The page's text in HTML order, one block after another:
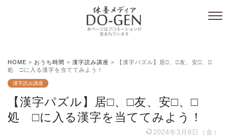
HOME > おうち時間 > 漢字読み講座 >
【漢字パズル】居□、□友、安□、□
処 □に入る漢字を当ててみよう！
漢字読み講座
【漢字パズル】居□、□友、安□、□
処 □に入る漢字を当ててみよう！
2024年3月8日（金）